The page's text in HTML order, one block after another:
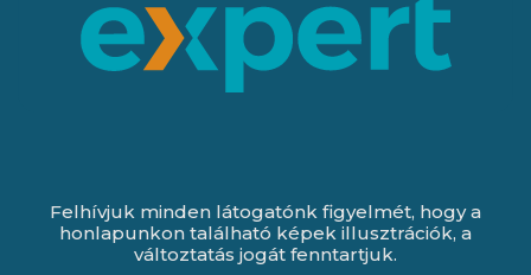
Felhívjuk minden látogatónk figyelmét, hogy a
honlapunkon található képek illusztrációk, a
változtatás jogát fenntartjuk.